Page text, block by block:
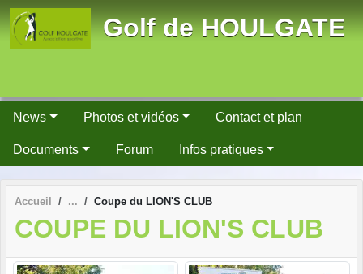
Golf de HOULGATE
News Photos et vidéos Contact et plan
Documents Forum Infos pratiques
Accueil Coupe du LION'S CLUB
COUPE DU LION'S CLUB
Panneau de gestion des cookies